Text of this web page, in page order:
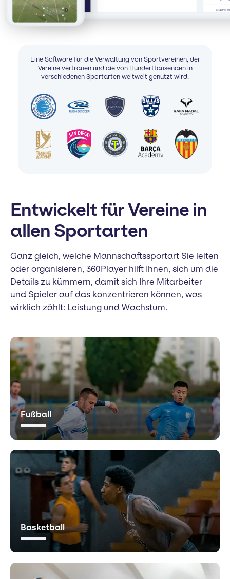
Club FC
Eine Software für die Verwaltung von Sportvereinen, der
Vereine vertrauen und die von Hunderttausenden in
verschiedenen Sportarten weltweit genutzt wird.
Entwickelt für Vereine in
allen Sportarten
Ganz gleich, welche Mannschaftssportart Sie leiten
oder organisieren, 360Player hilft Ihnen, sich um die
Details zu kümmern, damit sich Ihre Mitarbeiter
und Spieler auf das konzentrieren können, was
wirklich zählt: Leistung und Wachstum.
Fußball
Basketball